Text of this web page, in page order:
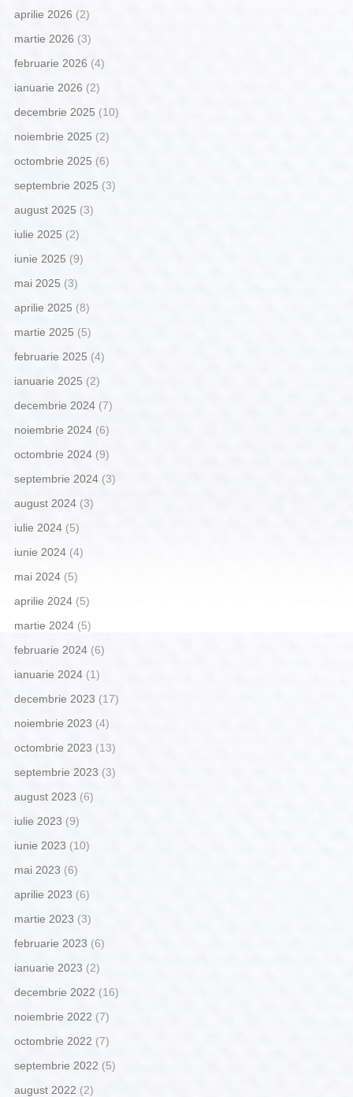
aprilie 2026 (2)
martie 2026 (3)
februarie 2026 (4)
ianuarie 2026 (2)
decembrie 2025 (10)
noiembrie 2025 (2)
octombrie 2025 (6)
septembrie 2025 (3)
august 2025 (3)
iulie 2025 (2)
iunie 2025 (9)
mai 2025 (3)
aprilie 2025 (8)
martie 2025 (5)
februarie 2025 (4)
ianuarie 2025 (2)
decembrie 2024(7)
noiembrie 2024(6)
octombrie 2024(9)
septembrie 2024(3)
august 2024(3)
iulie 2024(5)
iunie 2024(4)
mai 2024(5)
aprilie 2024(5)
martie 2024(5)
februarie 2024(6)
ianuarie 2024(1)
decembrie 2023 (17)
noiembrie 2023 (4)
octombrie 2023 (13)
septembrie 2023 (3)
august 2023 (6)
iulie 2023 (9)
iunie 2023 (10)
mai 2023 (6)
aprilie 2023 (6)
martie 2023 (3)
februarie 2023 (6)
ianuarie 2023 (2)
decembrie 2022 (16)
noiembrie 2022 (7)
octombrie 2022 (7)
septembrie 2022 (5)
august 2022 (2)